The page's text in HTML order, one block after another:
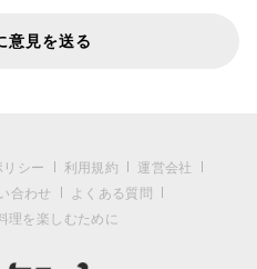
意見を送る
シー 利用規約
運営会社
合わせ
よくある質問
理を楽しむために